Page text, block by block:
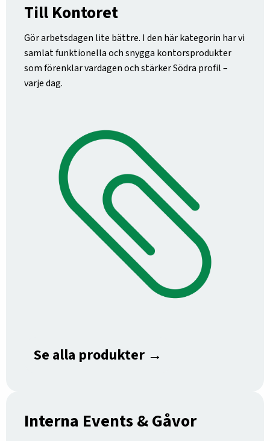
Till Kontoret
Gör arbetsdagen lite bättre. I den här kategorin har vi
samlat funktionella och snygga kontorsprodukter
som förenklar vardagen och stärker Södra profil –
varje dag.
Se alla produkter →
Interna Events & Gåvor